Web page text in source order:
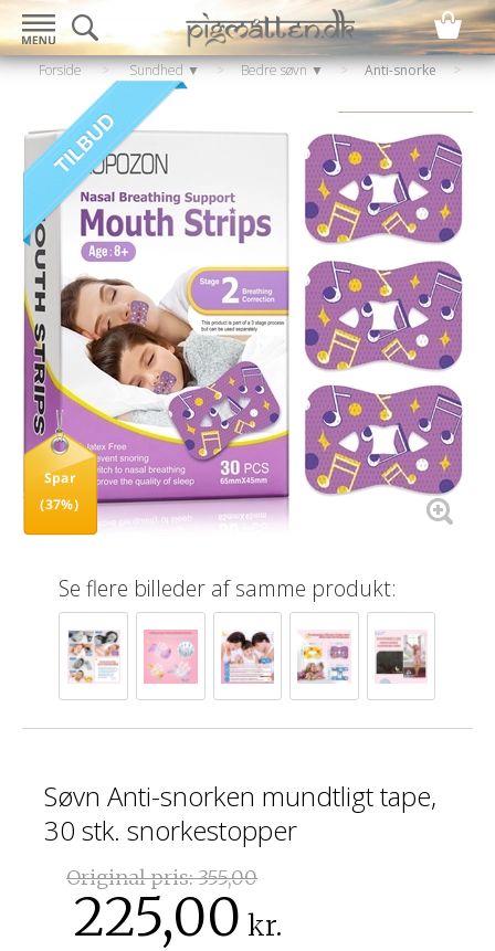
Forside > Sundhed ▼ > Bedre søvn ▼ > Anti-snorke
Spar
(37%)
Se flere billeder af samme produkt:
Søvn Anti-snorken mundtligt tape,
30 stk. snorkestopper
Original pris:355,00
225,00 kr.